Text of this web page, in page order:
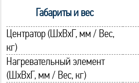
Габариты и вес
Центратор (ШхВхГ, мм / Вес,
кг)
Нагревательный элемент
(ШхВхГ, мм / Вес, кг)